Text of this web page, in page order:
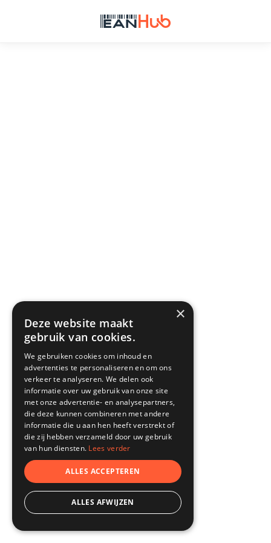
×
Deze website maakt
gebruik van cookies.
We gebruiken cookies om inhoud en
advertenties te personaliseren en om ons
verkeer te analyseren. We delen ook
informatie over uw gebruik van onze site
met onze advertentie- en analysepartners,
die deze kunnen combineren met andere
informatie die u aan hen heeft verstrekt of
die zij hebben verzameld door uw gebruik
van hun diensten. Lees verder
ALLES ACCEPTEREN
ALLES AFWIJZEN